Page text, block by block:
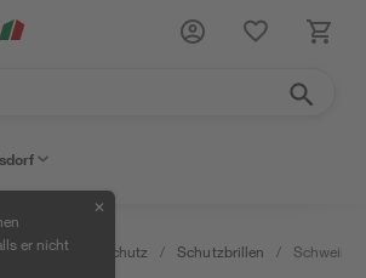
er nicht
✕
/ Arbeitsschutz / Schutzbrillen /